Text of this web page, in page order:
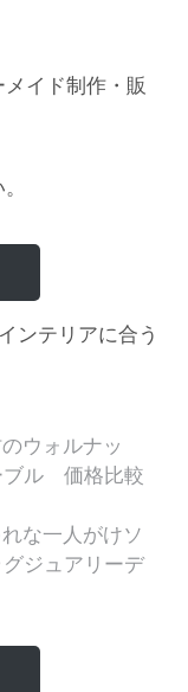
イド制作・販
ンテリアに合う